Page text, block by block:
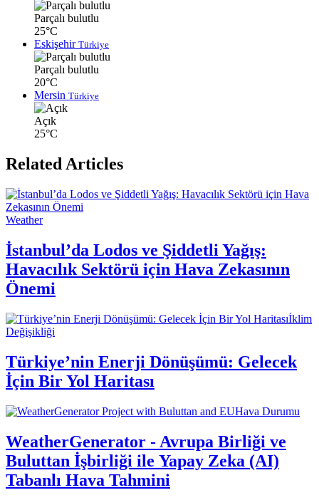
Parçalı bulutlu
25°C
Eskişehir Türkiye
Parçalı bulutlu
20°C
Mersin Türkiye
Açık
25°C
Related Articles
Weather
İstanbul’da Lodos ve Şiddetli Yağış:
Havacılık Sektörü için Hava Zekasının
Önemi
İklim
Değişikliği
Türkiye’nin Enerji Dönüşümü: Gelecek
İçin Bir Yol Haritası
Hava Durumu
WeatherGenerator - Avrupa Birliği ve
Buluttan İşbirliği ile Yapay Zeka (AI)
Tabanlı Hava Tahmini